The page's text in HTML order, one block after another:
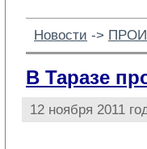
Новости ->
В Таразе
12 ноября 2011